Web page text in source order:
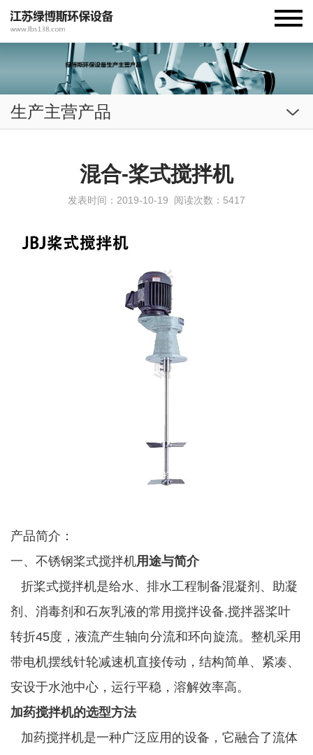
生产主营产品
混合-桨式搅拌机
发表时间：2019-10-19 阅读次数：5417
产品简介：
一、不锈钢桨式搅拌机用途与简介
折桨式搅拌机是给水、排水工程制备混凝剂、助凝
剂、消毒剂和石灰乳液的常用搅拌设备,搅拌器桨叶
转折45度，液流产生轴向分流和环向旋流。整机采用
带电机摆线针轮减速机直接传动，结构简单、紧凑、
安设于水池中心，运行平稳，溶解效率高。
加药搅拌机的选型方法
加药搅拌机是一种广泛应用的设备，它融合了流体